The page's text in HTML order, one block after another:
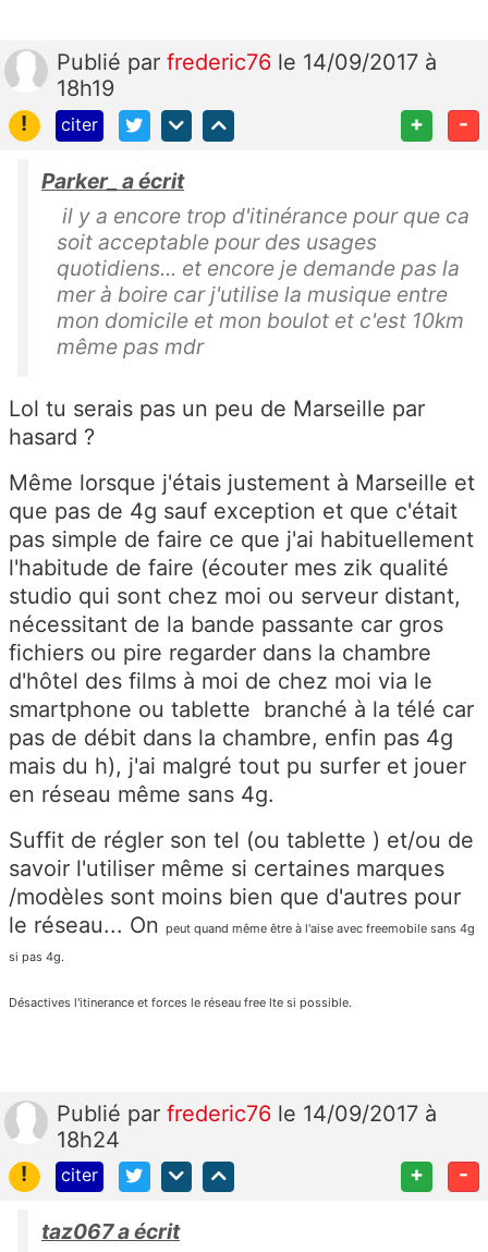
Publié par frederic76 le 14/09/2017 à
18h19
!
citer + -
Parker_ a écrit
il y a encore trop d'itinérance pour que ca
soit acceptable pour des usages
quotidiens... et encore je demande pas la
mer à boire car j'utilise la musique entre
mon domicile et mon boulot et c'est 10km
même pas mdr
Lol tu serais pas un peu de Marseille par
hasard ?
Même lorsque j'étais justement à Marseille et
que pas de 4g sauf exception et que c'était
pas simple de faire ce que j'ai habituellement
l'habitude de faire (écouter mes zik qualité
studio qui sont chez moi ou serveur distant,
nécessitant de la bande passante car gros
fichiers ou pire regarder dans la chambre
d'hôtel des films à moi de chez moi via le
smartphone ou tablette branché à la télé car
pas de débit dans la chambre, enfin pas 4g
mais du h), j'ai malgré tout pu surfer et jouer
en réseau même sans 4g.
Suffit de régler son tel (ou tablette ) et/ou de
savoir l'utiliser même si certaines marques
/modèles sont moins bien que d'autres pour
le réseau... On peut quand même être à l'aise avec freemobile sans 4g
si pas 4g.
Désactives l'itinerance et forces le réseau free lte si possible.
Publié par frederic76 le 14/09/2017 à
18h24
!
citer + -
taz067 a écrit